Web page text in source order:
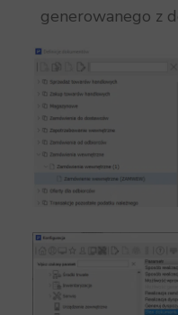
generowanego z